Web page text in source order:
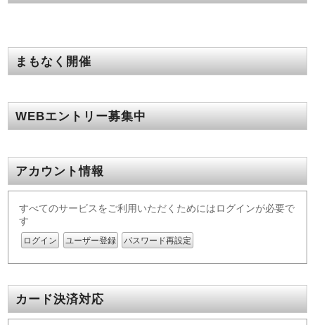
まもなく開催
WEBエントリー募集中
アカウント情報
すべてのサービスをご利用いただくためにはログインが必要で
す
ログイン ユーザー登録 パスワード再設定
カード決済対応